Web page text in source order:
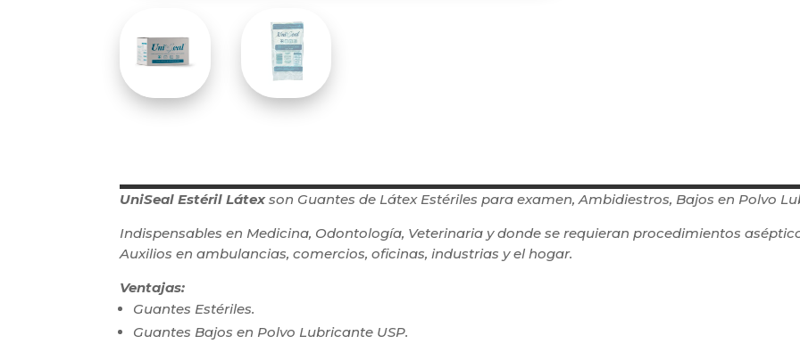
UniSeal Estéril Látexson Guantes de Látex Estériles para examen, Ambidiestros, Bajos en Polvo
Indispensables en Medicina, Odontología, Veterinaria y donde se requieran procedimientos
Auxilios en ambulancias, comercios, oficinas, industrias y el hogar.
Ventajas:
Guantes Estériles.
Guantes Bajos en Polvo Lubricante USP.